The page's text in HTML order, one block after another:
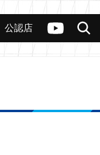
ヴァンガードch
検索
公認店舗 その他
公認店